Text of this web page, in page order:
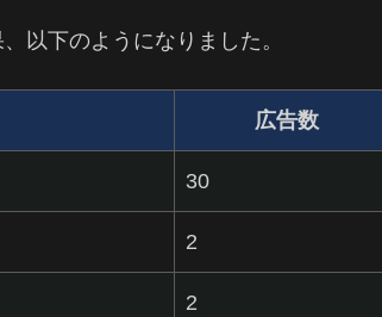
以下のようになりました。
広告数
30
2
2